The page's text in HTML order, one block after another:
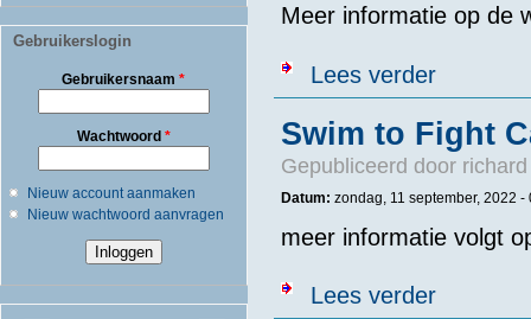
Gebruikerslogin
Gebruikersnaam*
Wachtwoord *
Nieuw account aanmaken
Nieuw wachtwoord aanvragen
Meer informatie op de
Lees verderover Swim to
Swim to Fight
Gepubliceerd door
Datum: zondag, 11 september, 2022 -
meer informatie volgt
Lees verderover Swim to